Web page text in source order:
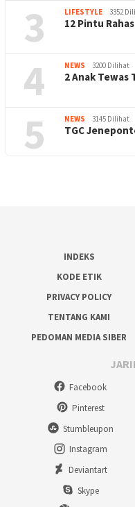
3 LIFESTYLE 3352
12 Pintu
4 NEWS 3200 Dilihat
2 Anak
5 NEWS 3145 Dilihat
TGC
INDEKS
KODE ETIK
PRIVACY POLICY
TENTANG KAMI
PEDOMAN MEDIA SIBER
Facebook
Pinterest
Stumbleupon
Instagram
Deviantart
Skype